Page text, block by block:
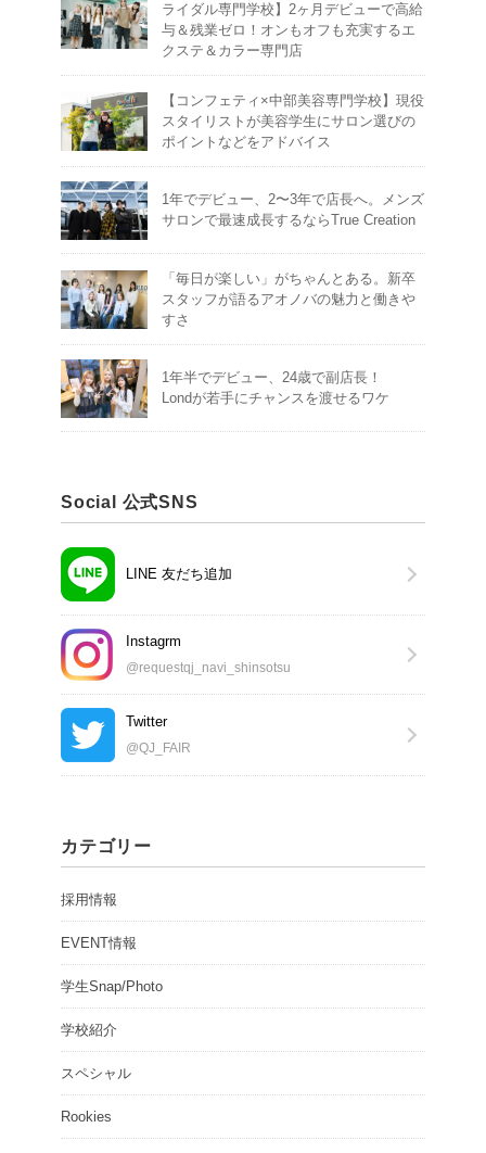
ライダル専門学校】2ヶ月デビューで高給
与＆残業ゼロ！オンもオフも充実するエ
クステ＆カラー専門店
【コンフェティ×中部美容専門学校】現役
スタイリストが美容学生にサロン選びの
ポイントなどをアドバイス
1年でデビュー、2〜3年で店長へ。メンズ
サロンで最速成長するならTrue Creation
「毎日が楽しい」がちゃんとある。新卒
スタッフが語るアオノバの魅力と働きや
すさ
1年半でデビュー、24歳で副店長！
Londが若手にチャンスを渡せるワケ
Social 公式SNS
LINE 友だち追加
Instagrm
@requestqj_navi_shinsotsu
Twitter
@QJ_FAIR
カテゴリー
採用情報
EVENT情報
学生Snap/Photo
学校紹介
スペシャル
Rookies